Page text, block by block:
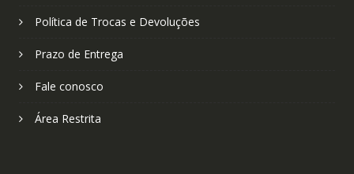
Política de Trocas e Devoluções
Prazo de Entrega
Fale conosco
Área Restrita